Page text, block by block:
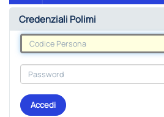
Credenziali Polimi
Accedi